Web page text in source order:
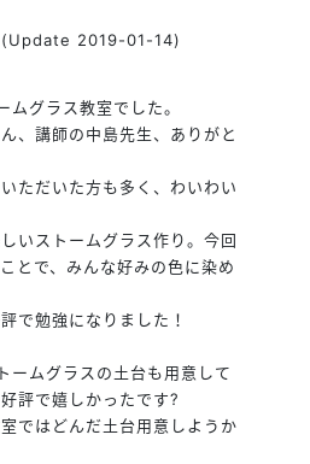
(Update 2019-01-14)
ムグラス教室でした。
、講師の中島先生、ありがと
ただいた方も多く、わいわい
いストームグラス作り。今回
とで、みんな好みの色に染め
で勉強になりました！
ームグラスの土台も用意して
評で嬉しかったです?
ではどんだ土台用意しようか